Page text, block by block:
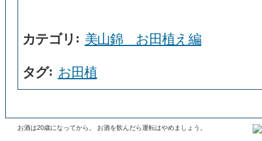
カテゴリ : 美山錦 お田植え編
タグ: お田植
お酒は20歳になってから。 お酒を飲んだら運転はやめましょう。